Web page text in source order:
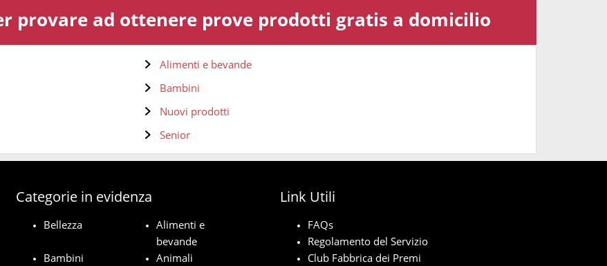
provare ad ottenere prove prodotti gratis a domicilio
Alimenti e bevande
Bambini
Nuovi prodotti
Senior
Categorie in evidenza
Bellezza
Alimenti e
bevande
Bambini
Animali
Link Utili
FAQs
Regolamento del Servizio
Club Fabbrica dei Premi